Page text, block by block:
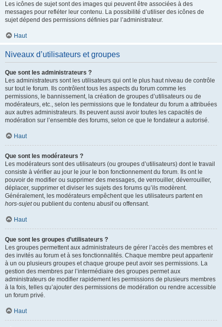
Les icônes de sujet sont des images qui peuvent être associées à des
messages pour refléter leur contenu. La possibilité d’utiliser des icônes de
sujet dépend des permissions définies par l’administrateur.
Haut
Niveaux d’utilisateurs et groupes
Que sont les administrateurs ?
Les administrateurs sont les utilisateurs qui ont le plus haut niveau de contrôle
sur tout le forum. Ils contrôlent tous les aspects du forum comme les
permissions, le bannissement, la création de groupes d’utilisateurs ou de
modérateurs, etc., selon les permissions que le fondateur du forum a attribuées
aux autres administrateurs. Ils peuvent aussi avoir toutes les capacités de
modération sur l’ensemble des forums, selon ce que le fondateur a autorisé.
Haut
Que sont les modérateurs ?
Les modérateurs sont des utilisateurs (ou groupes d’utilisateurs) dont le travail
consiste à vérifier au jour le jour le bon fonctionnement du forum. Ils ont le
pouvoir de modifier ou supprimer des messages, de verrouiller, déverrouiller,
déplacer, supprimer et diviser les sujets des forums qu’ils modèrent.
Généralement, les modérateurs empêchent que les utilisateurs partent en
hors-sujetou publient du contenu abusif ou offensant.
Haut
Que sont les groupes d’utilisateurs ?
Les groupes permettent aux administrateurs de gérer l’accès des membres et
des invités au forum et à ses fonctionnalités. Chaque membre peut appartenir
à un ou plusieurs groupes et chaque groupe peut avoir ses permissions. La
gestion des membres par l’intermédiaire des groupes permet aux
administrateurs de modifier rapidement les permissions de plusieurs membres
à la fois, telles qu’ajouter des permissions de modération ou rendre accessible
un forum privé.
Haut